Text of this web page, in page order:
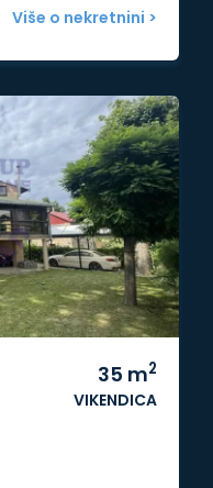
Više o nekretnini >
35 m2
VIKENDICA